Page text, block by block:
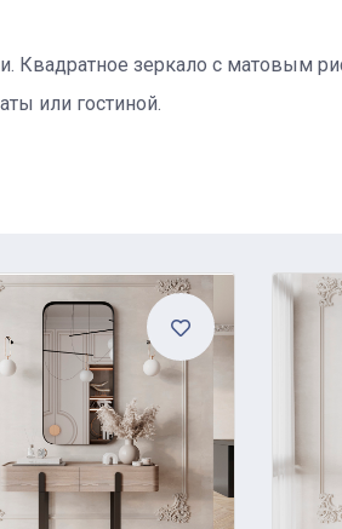
Квадратное зеркало с матовым
или гостиной.